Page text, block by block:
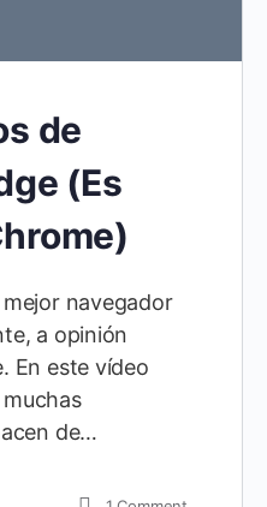
de
(Es
navegador
a opinión
En este vídeo
de…